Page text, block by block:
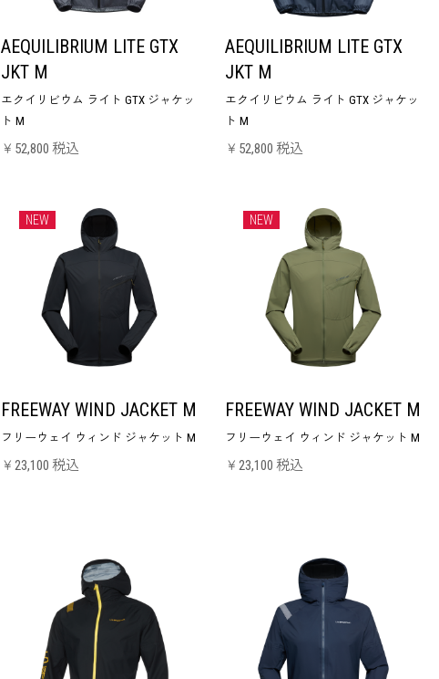
AEQUILIBRIUM LITE GTX
JKT M
エクイリビウム ライト GTX ジャケッ
ト M
￥52,800 税込
AEQUILIBRIUM LITE GTX
JKT M
エクイリビウム ライト GTX ジャケッ
ト M
￥52,800 税込
NEW
FREEWAY WIND JACKET M
フリーウェイ ウィンド ジャケット M
￥23,100 税込
NEW
FREEWAY WIND JACKET M
フリーウェイ ウィンド ジャケット M
￥23,100 税込